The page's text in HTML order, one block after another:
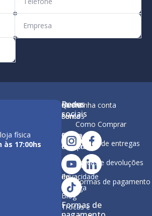
física
às 17:00hs
Minha
conta
Como
Comprar
Política
de
Entrega
Trocas e
Quem
Somos
Nossa
Estrutura
Política de
Privacidade
Blog
Redes
sociais
Formas de
Minha conta
Como Comprar
Política de entregas
Trocas e devoluções
Formas de pagamento